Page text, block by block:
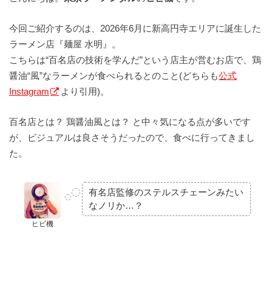
今回ご紹介するのは、2026年6月に新高円寺エリアに誕生した
ラーメン店『麺屋 水明』。
こちらは“百名店の技術を学んだ”という店主が営むお店で、鶏
醤油“風”なラーメンが食べられるとのこと(どちらも公式
Instagram
より引用)。
百名店とは？ 鶏醤油風とは？ と中々気になる点が多いです
が、ビジュアルは良さそうだったので、食べに行ってきまし
た。
ヒビ機
有名店監修のステルスチェーンみたい
なノリか…？